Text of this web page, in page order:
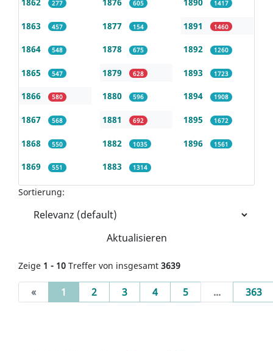
277
1863 457
1864 548
1865 547
1866 580
1867 568
1868 550
1869 551
605
1877 154
1878 675
1879 628
1880 596
1881 692
1882 1035
1883 1314
1417
1891 1460
1892 1260
1893 1723
1894 1908
1895 1672
1896 1561
Sortierung:
Aktualisieren
Zeige 1 - 10 Treffer von insgesamt 3639
« 1 (current)
2 3 4 5 ... 363